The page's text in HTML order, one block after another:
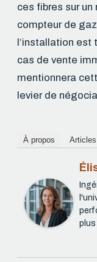
ces fibres sur
compteur de
l’installation est
cas de vente
mentionnera
levier de
À propos
plus